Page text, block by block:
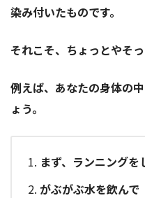
染み付いたものです。
それこそ、ちょっとやそ
例えば、 あなたの身体の
ょう。
まず、ランニングを
がぶがぶ水を飲んで